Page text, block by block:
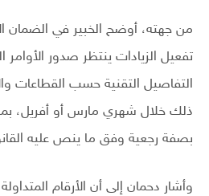
من جهته، أوضح الخبير في الضمان
تفعيل الزيادات ينتظر صدور الأوامر
التفاصيل التقنية حسب القطاعات
ذلك خلال شهري مارس أو أفريل،
بصفة رجعية وفق ما ينص عليه
وأشار دحمان إلى أن الأرقام